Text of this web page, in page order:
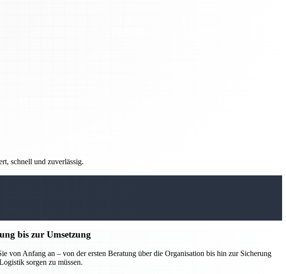
schnell und zuverlässig.
bis zur Umsetzung
von Anfang an – von der ersten Beratung über die Organisation bis hin zur Sicherung
sorgen zu müssen.